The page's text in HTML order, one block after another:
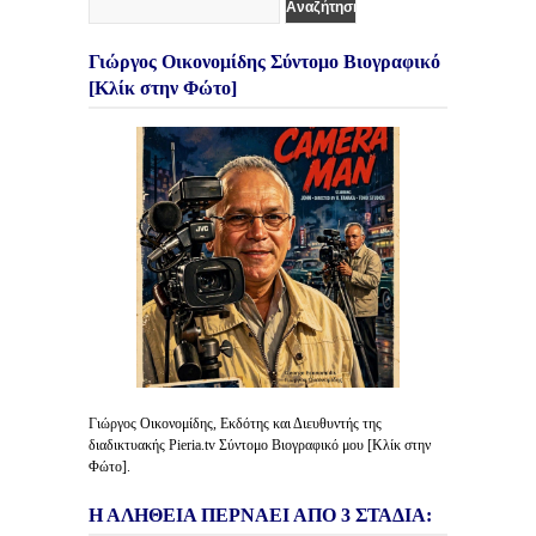
Γιώργος Οικονομίδης Σύντομο Βιογραφικό
[Κλίκ στην Φώτο]
Γιώργος Οικονομίδης, Εκδότης και Διευθυντής της
διαδικτυακής Pieria.tv Σύντομο Βιογραφικό μου [Κλίκ στην
Φώτο].
Η ΑΛΗΘΕΙΑ ΠΕΡΝΑΕΙ ΑΠΟ 3 ΣΤΑΔΙΑ: